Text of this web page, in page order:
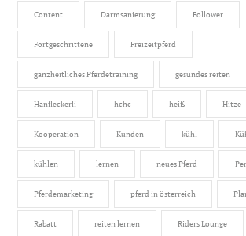
Content Darmsanierung Follower
Fortgeschrittene Freizeitpferd
ganzheitliches Pferdetraining gesundes reiten
Hanfleckerli hchc heiß Hitze
Kooperation Kunden kühl
kühlen lernen neues Pferd
Pferdemarketing pferd in österreich
Rabatt reiten lernen Riders Lounge